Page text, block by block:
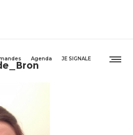
Agenda JE SIGNALE